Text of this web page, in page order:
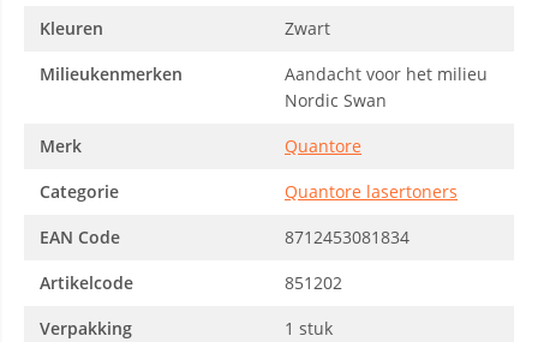
Kleuren
Zwart
Milieukenmerken
Aandacht voor het milieu
Nordic Swan
Merk
Quantore
Categorie
Quantore lasertoners
EAN Code
8712453081834
Artikelcode
851202
Verpakking
1 stuk